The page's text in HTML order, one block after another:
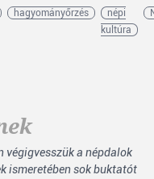
hagyományőrzés
népi
kultúra
végigvesszük a népdalok
ismeretében sok buktatót